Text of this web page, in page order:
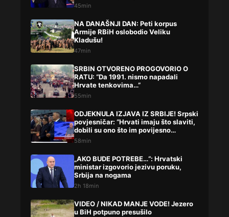
45min
NA DANAŠNJI DAN: Peti korpus
Armije RBiH oslobodio Veliku
Kladušu!
47min
SRBIN OTVORENO PROGOVORIO O
RATU: “Da 1991. nismo napadali
Hrvate tenkovima…”
55min
ODJEKNULA IZJAVA IZ SRBIJE! Srpski
povjesničar: “Hrvati imaju što slaviti,
dobili su ono što im povijesno
pripada”
58min
„AKO BUDE POTREBE…“: Hrvatski
ministar izgovorio jezivu poruku,
Srbija na nogama
2h 18min
VIDEO / NIKAD MANJE VODE! Jezero
u BiH potpuno presušilo